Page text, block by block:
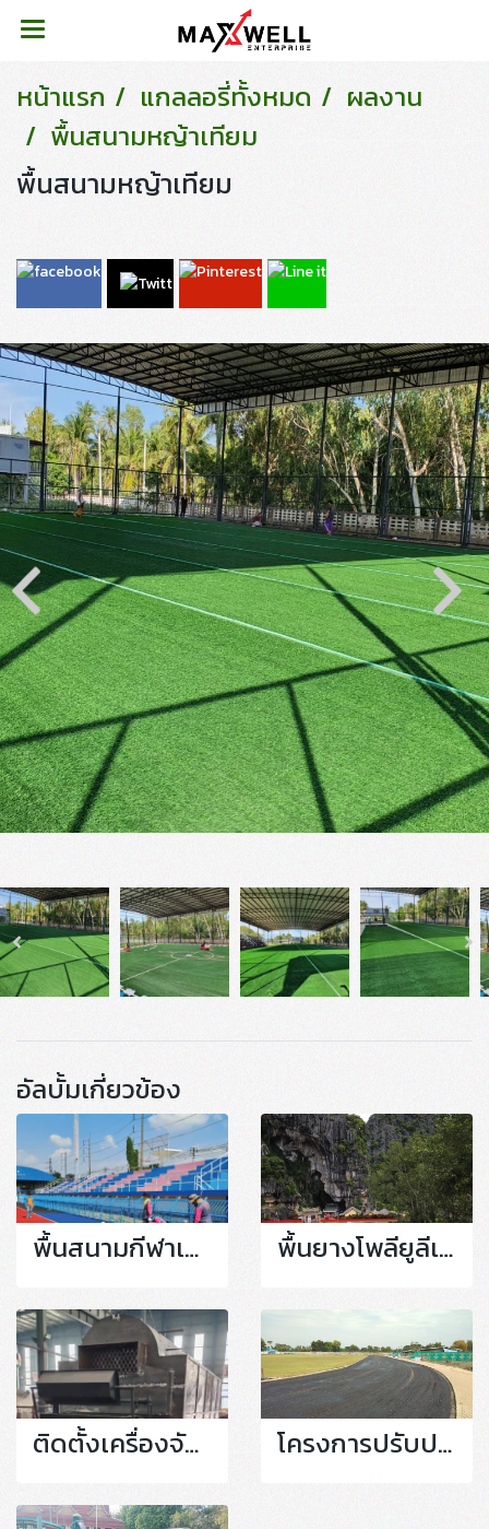
หน้าแรก แกลลอรี่ทั้งหมด
ผลงาน
พื้นสนามหญ้าเทียม
พื้นสนามหญ้าเทียม
อัลบั้มเกี่ยวข้อง
พื้นสนามกีฬาเม็ดยางสังเคราะห์ พื้นยางโพลียูลีเทน
ติดตั้งเครื่องจักร โครงการปรับปรุง สนามฟุตบอลและพื้นผิวลู่กรีฑา